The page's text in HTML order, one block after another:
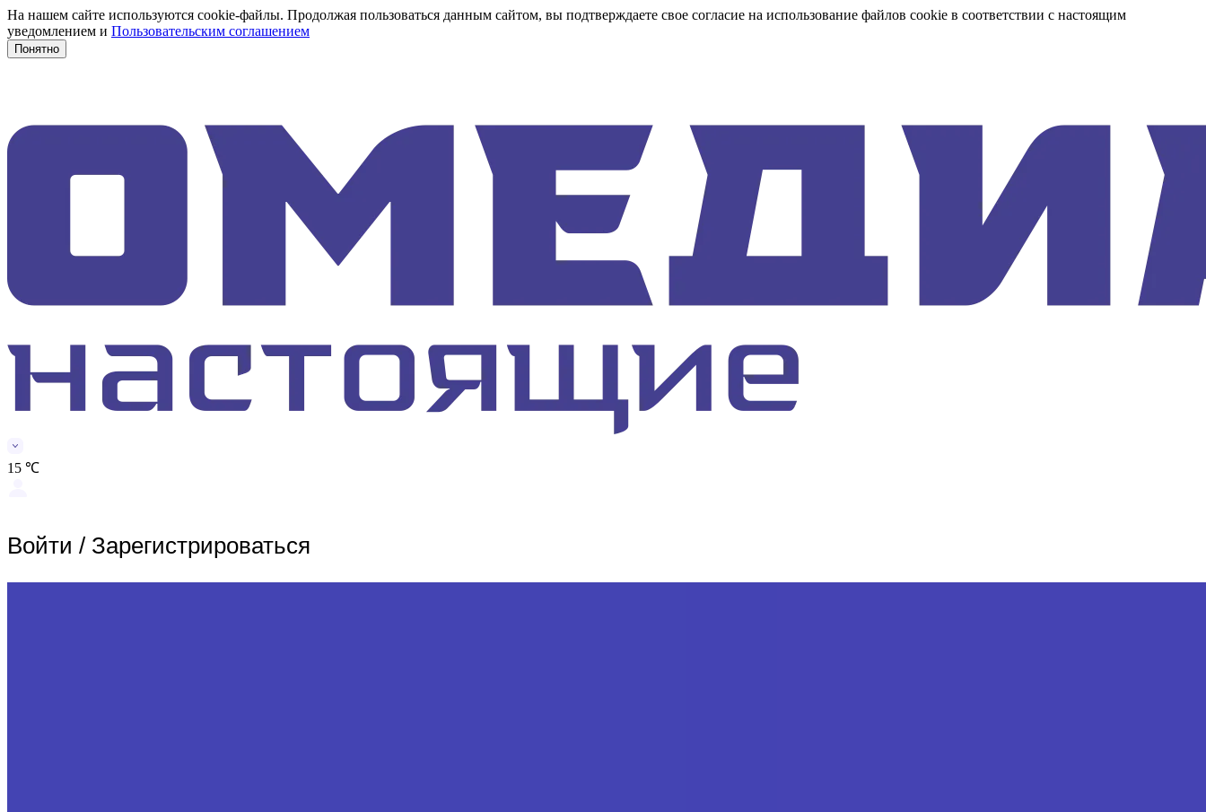
На нашем сайте используются cookie-файлы. Продолжая пользоваться данным сайтом, вы подтверждаете свое согласие на использование файлов cookie в соответствии с настоящим
уведомлением и Пользовательским соглашением
Понятно
15 ℃
Войти / Зарегистрироваться